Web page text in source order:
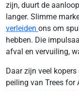
zijn, duurt de
langer. Slimme
verleiden ons om
hebben. Die
afval en vervuiling,
Daar zijn veel
peiling van Trees